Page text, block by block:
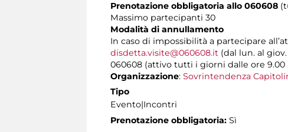
Prenotazione obbligatoria allo 060608
Massimo partecipanti 30
Modalità di annullamento
In caso di impossibilità a partecipare
disdetta.visite@060608.it (dal lun. al
060608 (attivo tutti i giorni dalle ore 9.00
Organizzazione: Sovrintendenza
Tipo
Evento|Incontri
Prenotazione obbligatoria: Sì